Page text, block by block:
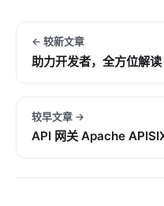
← 较新文章
助力开发者，全方位解
较早文章 →
API 网关 Apache